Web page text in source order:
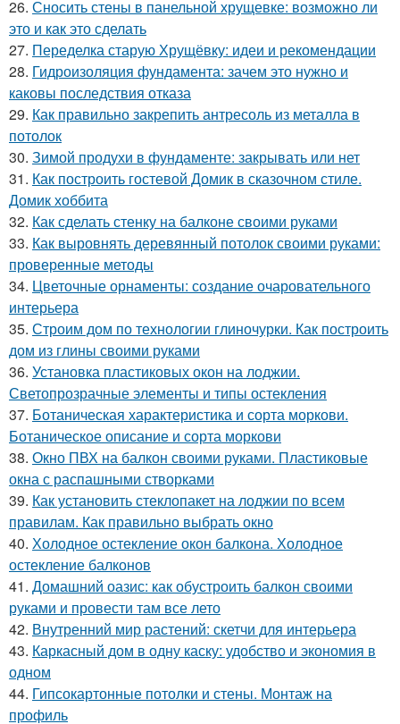
26. Сносить стены в панельной хрущевке: возможно ли
это и как это сделать
27. Переделка старую Хрущёвку: идеи и рекомендации
28. Гидроизоляция фундамента: зачем это нужно и
каковы последствия отказа
29. Как правильно закрепить антресоль из металла в
потолок
30. Зимой продухи в фундаменте: закрывать или нет
31. Как построить гостевой Домик в сказочном стиле.
Домик хоббита
32. Как сделать стенку на балконе своими руками
33. Как выровнять деревянный потолок своими руками:
проверенные методы
34. Цветочные орнаменты: создание очаровательного
интерьера
35. Строим дом по технологии глиночурки. Как построить
дом из глины своими руками
36. Установка пластиковых окон на лоджии.
Светопрозрачные элементы и типы остекления
37. Ботаническая характеристика и сорта моркови.
Ботаническое описание и сорта моркови
38. Окно ПВХ на балкон своими руками. Пластиковые
окна с распашными створками
39. Как установить стеклопакет на лоджии по всем
правилам. Как правильно выбрать окно
40. Холодное остекление окон балкона. Холодное
остекление балконов
41. Домашний оазис: как обустроить балкон своими
руками и провести там все лето
42. Внутренний мир растений: скетчи для интерьера
43. Каркасный дом в одну каску: удобство и экономия в
одном
44. Гипсокартонные потолки и стены. Монтаж на
профиль